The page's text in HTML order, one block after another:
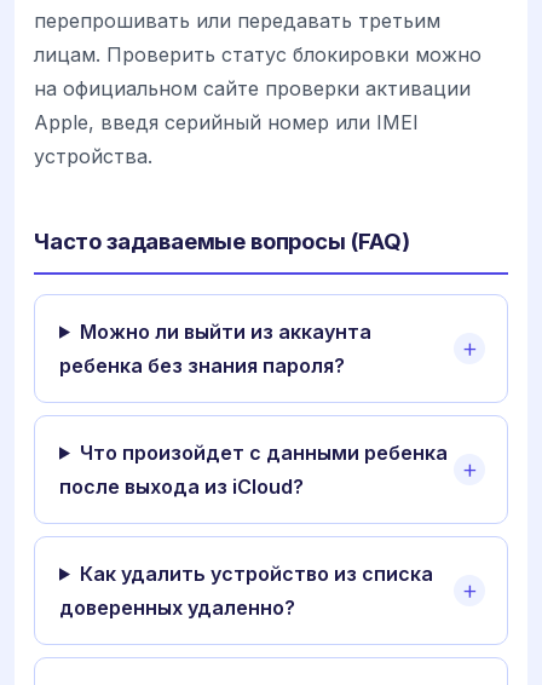
перепрошивать или передавать третьим
лицам. Проверить статус блокировки можно
на официальном сайте проверки активации
Apple, введя серийный номер или IMEI
устройства.
Часто задаваемые вопросы (FAQ)
Можно ли выйти из аккаунта
ребенка без знания пароля?
Что произойдет с данными ребенка
после выхода из iCloud?
Как удалить устройство из списка
доверенных удаленно?